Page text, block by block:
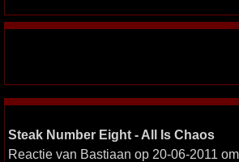
Steak Number Eight - All Is Chaos
Reactie van Bastiaan op 20-06-2011